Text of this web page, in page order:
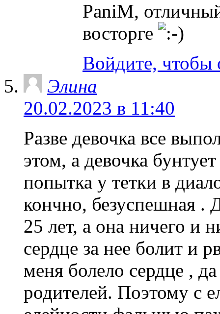
PaniM,
восторге
Войдите, чтобы
Элина
20.02.2023 в 11:40
Разве девочка все
этом, а девочка
попытка у тетки в
кончно, безуспешная .
25 лет, а она ничего и
сердце за нее болит и
меня болело сердце ,
родителей. Поэтому с